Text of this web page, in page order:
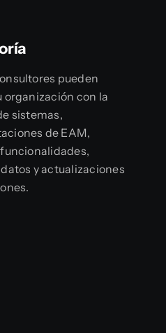
pueden
organización con la
sistemas,
de EAM,
y actualizaciones